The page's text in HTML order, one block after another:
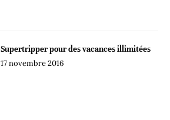
Supertripper pour des vacances illimitées
17 novembre 2016